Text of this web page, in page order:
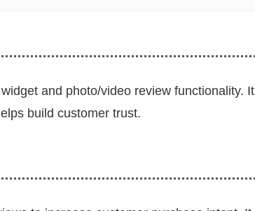
and photo/video review functionality. It
build customer trust.